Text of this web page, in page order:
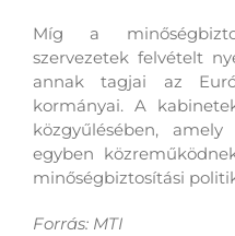
Míg a
szervezetek felvételt
annak tagjai az
kormányai. A
közgyűlésében,
egyben
minőségbiztosítási
Forrás: MTI